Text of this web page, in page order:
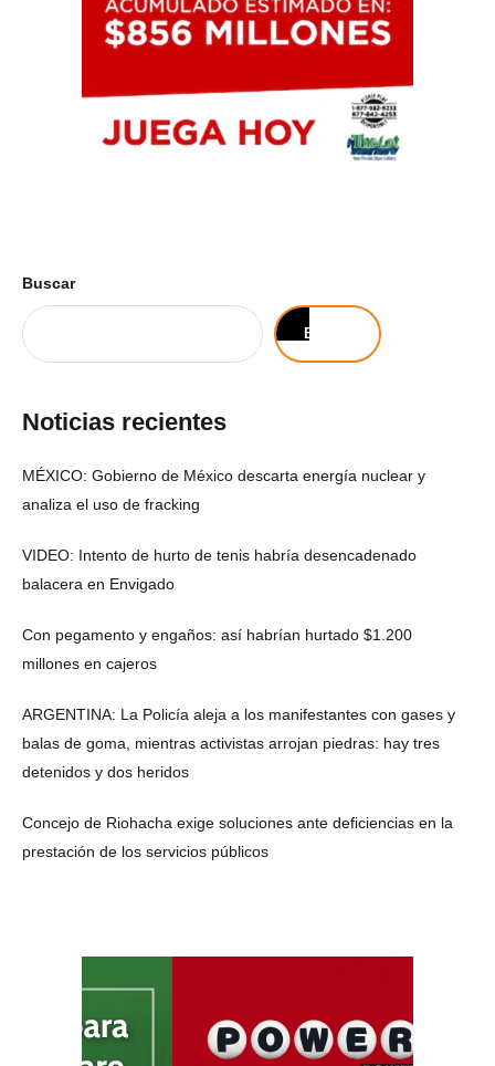
Buscar
Buscar
Noticias recientes
MÉXICO: Gobierno de México descarta energía nuclear y
analiza el uso de fracking
VIDEO: Intento de hurto de tenis habría desencadenado
balacera en Envigado
Con pegamento y engaños: así habrían hurtado $1.200
millones en cajeros
ARGENTINA: La Policía aleja a los manifestantes con gases y
balas de goma, mientras activistas arrojan piedras: hay tres
detenidos y dos heridos
Concejo de Riohacha exige soluciones ante deficiencias en la
prestación de los servicios públicos